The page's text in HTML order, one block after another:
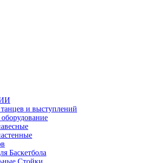
и выступлений
Баскетбола
Стойки